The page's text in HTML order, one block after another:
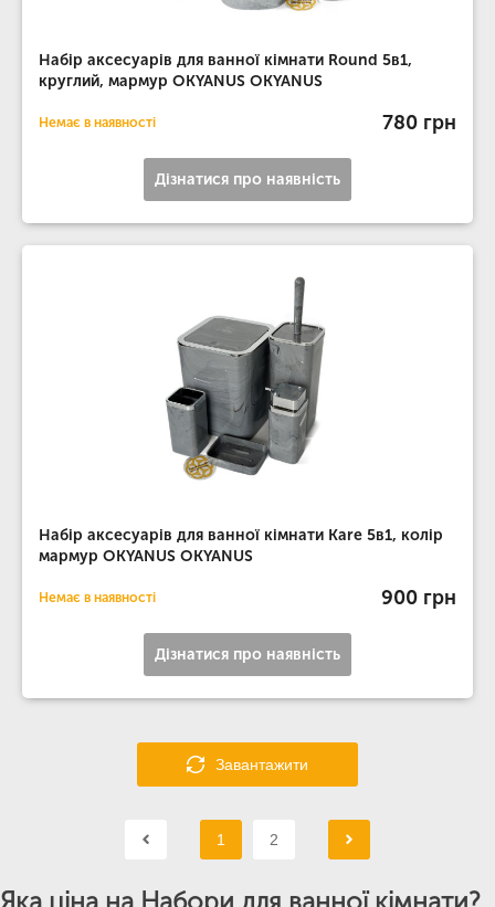
Набір аксесуарів для ванної кімнати Round 5в1,
круглий, мармур OKYANUS OKYANUS
Немає в наявності 780 грн
Дізнатися про наявність
Набір аксесуарів для ванної кімнати Kare 5в1, колір
мармур OKYANUS OKYANUS
Немає в наявності 900 грн
Дізнатися про наявність
Завантажити
1 2